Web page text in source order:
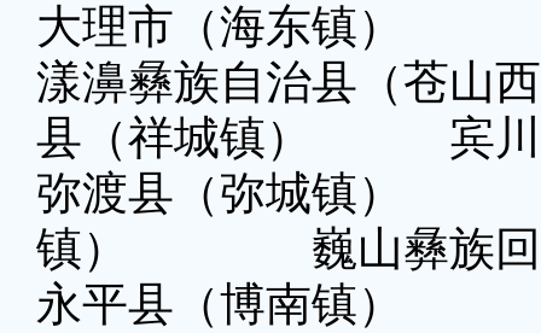
大理市（海东镇）
漾濞彝族自治
县（祥城镇） 宾川
弥渡县（弥城镇）
镇） 巍山彝族回族
永平县（博南镇）